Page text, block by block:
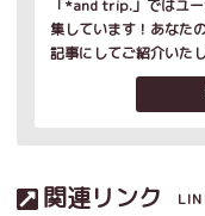
「*and trip.」ではユ
集しています！あなた
記事にしてご紹介いた
関連リンク